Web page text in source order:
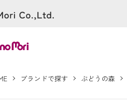
ブランドで探す ぶどうの森